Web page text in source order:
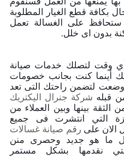
بكافة قطع الغيار المطلوبة
ستحافظ على الغسالة تعمل
بدون اى خلل.
وقت لتصلك خدمات صيانة
أينما كنت بجانب خصومات
وضعت لتضمن راحتك التى تعد
قبله شركة جنرال اليكتريك
الثقة بينها وبين العملاء من
التي انتشرت فى جميع
الان على رقم صيانة غسالات
ما هو جديد وحصرى منن
نقدمها بشكل مستمر